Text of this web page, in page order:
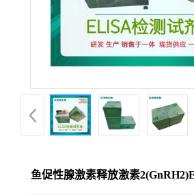
鱼促性腺激素释放激素